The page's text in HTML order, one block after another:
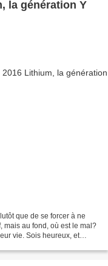
la génération Y
que de se forcer à ne
mais au fond, où est le mal?
vie. Sois heureux, et